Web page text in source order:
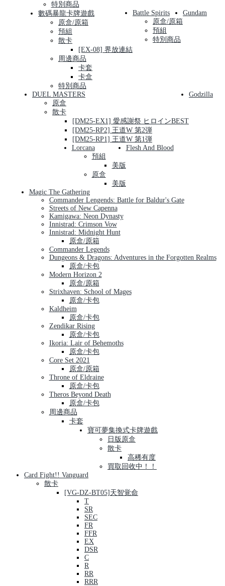
特別商品
數碼暴龍卡牌遊戲
原盒/原箱
預組
散卡
[EX-08] 界放連結
周邊商品
卡套
卡盒
特別商品
Battle Spirits
原盒/原箱
預組
特別商品
Gundam
DUEL MASTERS
原盒
散卡
[DM25-EX1] 愛感謝祭 ヒロインBEST
[DM25-RP2] 王道W 第2弾
[DM25-RP1] 王道W 第1弾
Godzilla
Lorcana
預組
美版
原盒
美版
Flesh And Blood
Magic The Gathering
Commander Lengends: Battle for Baldur's Gate
Streets of New Capenna
Kamigawa: Neon Dynasty
Innistrad: Crimson Vow
Innistrad: Midnight Hunt
原盒/原箱
Commander Legends
Dungeons & Dragons: Adventures in the Forgotten Realms
原盒/卡包
Modern Horizon 2
原盒/原箱
Strixhaven: School of Mages
原盒/卡包
Kaldheim
原盒/卡包
Zendikar Rising
原盒/卡包
Ikoria: Lair of Behemoths
原盒/卡包
Core Set 2021
原盒/原箱
Throne of Eldraine
原盒/卡包
Theros Beyond Death
原盒/卡包
周邊商品
卡套
寶可夢集換式卡牌遊戲
日版原盒
散卡
高稀有度
買取回收中！！
Card Fight!! Vanguard
散卡
[VG-DZ-BT05]天智覚命
T
SR
SEC
FR
FFR
EX
DSR
C
R
RR
RRR